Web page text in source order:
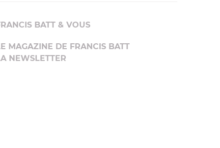
BATT & VOUS
MAGAZINE DE FRANCIS BATT
NEWSLETTER